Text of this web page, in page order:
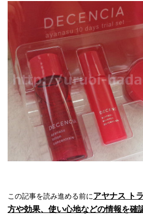
この記事を読み進める前にアヤナス ト
方や効果、使い心地などの情報を確